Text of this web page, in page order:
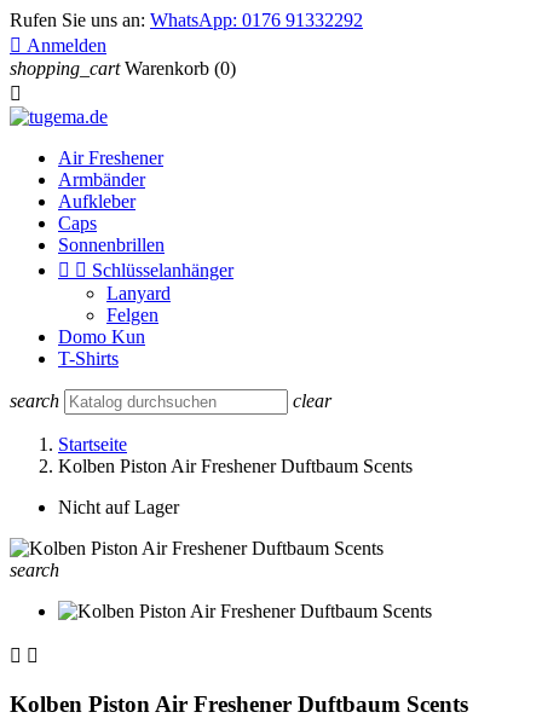
Rufen Sie uns an: WhatsApp: 0176 91332292
 Anmelden
shopping_cart Warenkorb (0)

Air Freshener
Armbänder
Aufkleber
Caps
Sonnenbrillen
  Schlüsselanhänger
Lanyard
Felgen
Domo Kun
T-Shirts
search clear
Startseite
Kolben Piston Air Freshener Duftbaum Scents
Nicht auf Lager
search
 
Kolben Piston Air Freshener Duftbaum Scents